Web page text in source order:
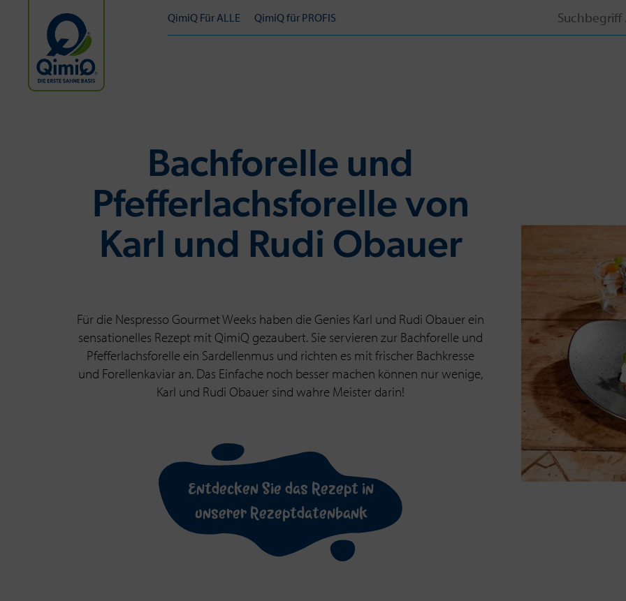
QimiQ Für ALLE QimiQ für PROFIS
Search
for:
Bachforelle und
Pfefferlachsforelle von
Karl und Rudi Obauer
Für die Nespresso Gourmet Weeks haben die Genies Karl und Rudi Obauer ein
sensationelles Rezept mit QimiQ gezaubert. Sie servieren zur Bachforelle und
Pfefferlachsforelle ein Sardellenmus und richten es mit frischer Bachkresse
und Forellenkaviar an. Das Einfache noch besser machen können nur wenige,
Karl und Rudi Obauer sind wahre Meister darin!
Entdecken Sie das Rezept in
unserer Rezeptdatenbank